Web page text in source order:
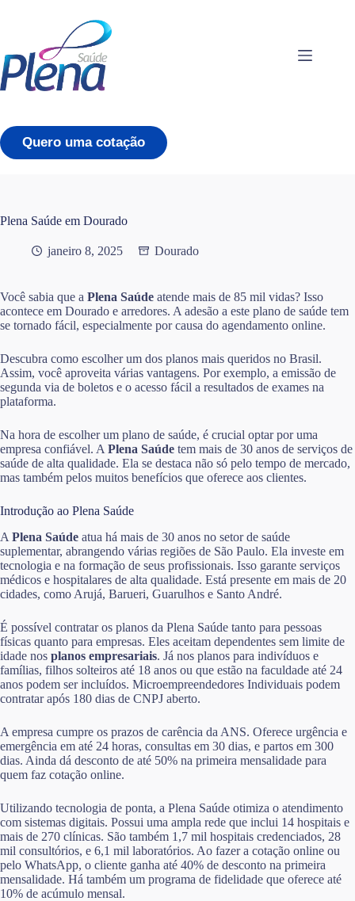
conteúdo
Quero uma cotação
Plena Saúde em Dourado
janeiro 8, 2025 Dourado
Você sabia que a Plena Saúde atende mais de 85 mil vidas? Isso
acontece em Dourado e arredores. A adesão a este plano de saúde tem
se tornado fácil, especialmente por causa do agendamento online.
Descubra como escolher um dos planos mais queridos no Brasil.
Assim, você aproveita várias vantagens. Por exemplo, a emissão de
segunda via de boletos e o acesso fácil a resultados de exames na
plataforma.
Na hora de escolher um plano de saúde, é crucial optar por uma
empresa confiável. A Plena Saúde tem mais de 30 anos de serviços de
saúde de alta qualidade. Ela se destaca não só pelo tempo de mercado,
mas também pelos muitos benefícios que oferece aos clientes.
Introdução ao Plena Saúde
A Plena Saúde atua há mais de 30 anos no setor de saúde
suplementar, abrangendo várias regiões de São Paulo. Ela investe em
tecnologia e na formação de seus profissionais. Isso garante serviços
médicos e hospitalares de alta qualidade. Está presente em mais de 20
cidades, como Arujá, Barueri, Guarulhos e Santo André.
É possível contratar os planos da Plena Saúde tanto para pessoas
físicas quanto para empresas. Eles aceitam dependentes sem limite de
idade nos planos empresariais. Já nos planos para indivíduos e
famílias, filhos solteiros até 18 anos ou que estão na faculdade até 24
anos podem ser incluídos. Microempreendedores Individuais podem
contratar após 180 dias de CNPJ aberto.
A empresa cumpre os prazos de carência da ANS. Oferece urgência e
emergência em até 24 horas, consultas em 30 dias, e partos em 300
dias. Ainda dá desconto de até 50% na primeira mensalidade para
quem faz cotação online.
Utilizando tecnologia de ponta, a Plena Saúde otimiza o atendimento
com sistemas digitais. Possui uma ampla rede que inclui 14 hospitais e
mais de 270 clínicas. São também 1,7 mil hospitais credenciados, 28
mil consultórios, e 6,1 mil laboratórios. Ao fazer a cotação online ou
pelo WhatsApp, o cliente ganha até 40% de desconto na primeira
mensalidade. Há também um programa de fidelidade que oferece até
10% de acúmulo mensal.